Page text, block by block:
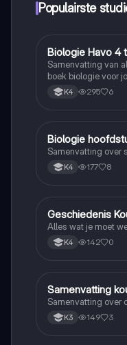
Populairste
Biologie
Biologie Havo 4
Samenvatting van
boek biologie voor
K4 295 6
Biologie
Biologie
Samenvatting over
K4 177 8
Geschiedenis
Geschiedenis
Alles wat je moet
K4 142 0
Geschiedenis
Samenvatting
Samenvatting over
K3 149 3